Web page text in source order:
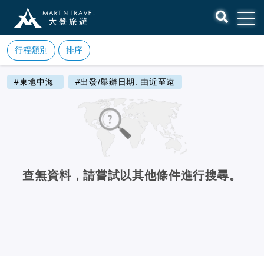
行程類別 排序
#東地中海 #出發/舉辦日期: 由近至遠
查無資料，請嘗試以其他條件進行搜尋。